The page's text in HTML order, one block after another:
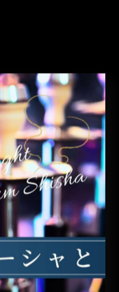
6F
円～